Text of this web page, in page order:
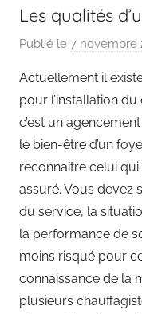
Les qualités
Publié le 7 novembre
Actuellement il
pour l’installation
c’est un
le bien-être d’un
reconnaître celui
assuré. Vous devez
du service, la
la performance de
moins risqué pour
connaissance de la
plusieurs